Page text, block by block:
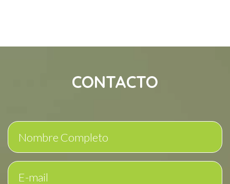
CONTACTO